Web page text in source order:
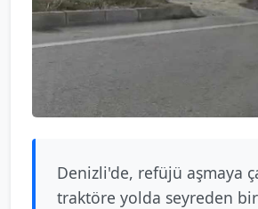
Denizli'de, refüjü aşmaya
traktöre yolda seyreden